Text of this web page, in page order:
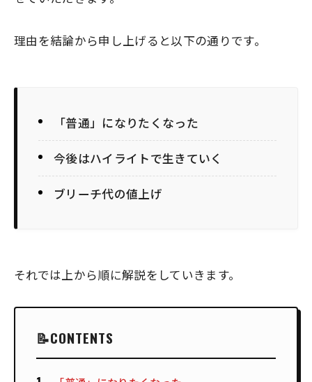
理由を結論から申し上げると以下の通りです。
「普通」になりたくなった
今後はハイライトで生きていく
ブリーチ代の値上げ
それでは上から順に解説をしていきます。
CONTENTS